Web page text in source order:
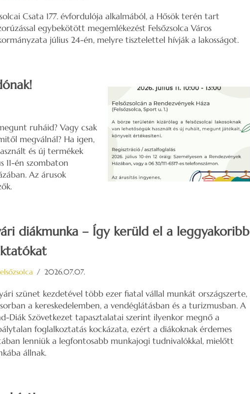
Csata 177. évfordulója alkalmából, a Hősök terén tart
egybekötött megemlékezést Felsőzsolca Város
július 24-én, melyre tisztelettel hívják a lakosságot.
ruháid? Vagy csak
megválnál? Ha igen,
és új termékek
11-én szombaton
Az árusok
diákmunka – Így kerüld el a leggyakoribb
2026.07.07.
szünet kezdetével több ezer fiatal vállal munkát országszerte,
a kereskedelemben, a vendéglátásban és a turizmusban. A
Diák Szövetkezet tapasztalatai szerint ilyenkor megnő a
foglalkoztatás kockázata, ezért a diákoknak érdemes
lenniük a legfontosabb munkajogi tudnivalókkal, mielőtt
állnak.